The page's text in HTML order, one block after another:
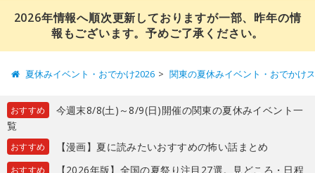
2026年情報へ順次更新しておりますが一部、昨年の情
報もございます。予めご了承ください。
夏休みイベント・おでかけ2026 関東の夏休みイベント・おでかけ
おすすめ
今週末8/8(土)～8/9(日)開催の関東の夏休みイベント一
覧
おすすめ 【漫画】夏に読みたいおすすめの怖い話まとめ
おすすめ
【2026年版】全国の夏祭り注目27選。見どころ・日程